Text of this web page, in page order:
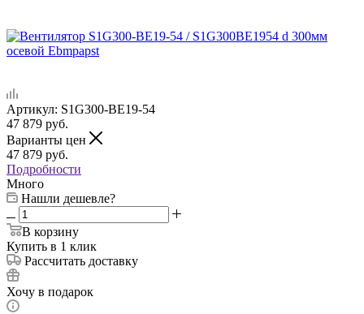
Артикул: S1G300-BE19-54
47 879 руб.
Варианты цен
47 879 руб.
Подробности
Много
Нашли дешевле?
В корзину
Купить в 1 клик
Рассчитать доставку
Хочу в подарок